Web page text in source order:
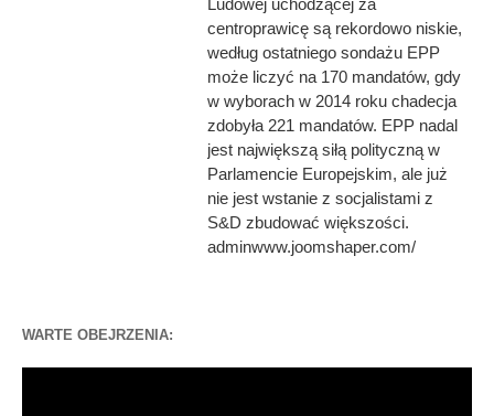
Ludowej uchodzącej za
centroprawicę są rekordowo niskie,
według ostatniego sondażu EPP
może liczyć na 170 mandatów, gdy
w wyborach w 2014 roku chadecja
zdobyła 221 mandatów. EPP nadal
jest największą siłą polityczną w
Parlamencie Europejskim, ale już
nie jest wstanie z socjalistami z
S&D zbudować większości.
adminwww.joomshaper.com/
WARTE OBEJRZENIA: